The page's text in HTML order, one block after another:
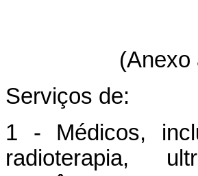
(Anexo
Serviços de:
1 - Médicos,
radioterapia,